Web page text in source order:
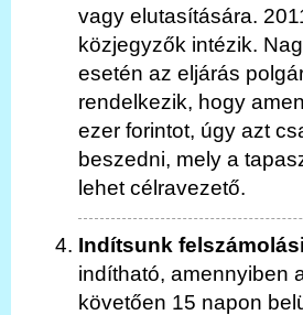
vagy elutasítására.
közjegyzők intézik.
esetén az eljárás
rendelkezik, hogy
ezer forintot, úgy azt
beszedni, mely a
lehet célravezető.
Indítsunk
indítható, amennyiben
követően 15 napon